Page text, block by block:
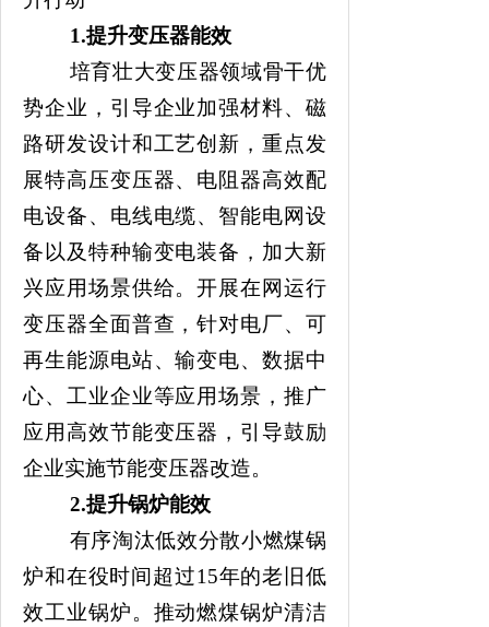
1.提升变压器能效
培育壮大变压器领域骨干优
势企业，引导企业加强材料、磁
路研发设计和工艺创新，重点发
展特高压变压器、电阻器高效配
电设备、电线电缆、智能电网设
备以及特种输变电装备，加大新
兴应用场景供给。开展在网运行
变压器全面普查，针对电厂、可
再生能源电站、输变电、数据中
心、工业企业等应用场景，推广
应用高效节能变压器 ， 引导鼓励
企业实施节能变压器改造。
2.提升锅炉能效
有序淘汰低效分散小燃煤锅
炉和在役时间超过15年的老旧低
效工业锅炉。推动燃煤锅炉清洁